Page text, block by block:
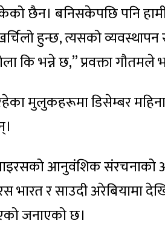
छैन। बनिसकेपछि पनि
हुन्छ, त्यसको व्यवस्थापन
कि भन्ने छ,” प्रवक्ता गौतमले
मुलुकहरूमा डिसेम्बर
आनुवंशिक संरचनाको
भारत र साउदी अरेबियामा
जनाएको छ।